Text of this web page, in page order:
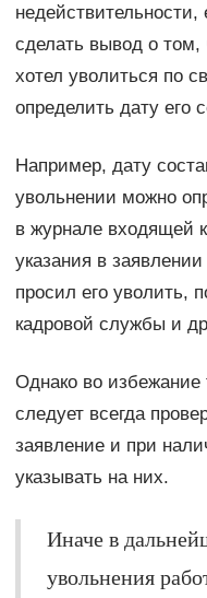
сделать вывод о том,
хотел уволиться по
определить дату его
Например, дату
увольнении можно
в журнале входящей
указания в
просил его уволить,
кадровой службы и
Однако во избежание
следует всегда
заявление и при
указывать на них.
Иначе в
увольнения